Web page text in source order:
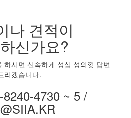
나 견적이
신가요?
하시면 신속하게 성심 성의껏 답변
리겠습니다.
4730 ~ 5 /